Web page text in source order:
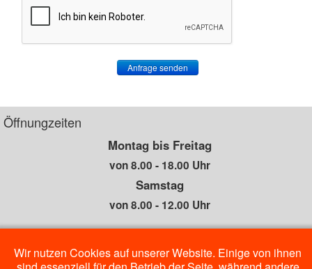
Anfrage senden
Öffnungzeiten
Montag bis Freitag
von 8.00 - 18.00 Uhr
Samstag
von 8.00 - 12.00 Uhr
Außerhalb der Öffnungszeiten
Wir nutzen Cookies auf unserer Website. Einige von ihnen